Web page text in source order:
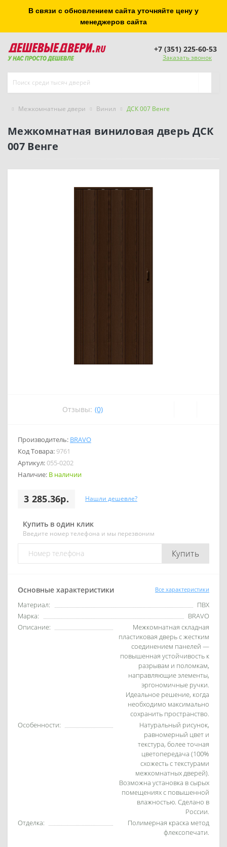
В связи с обновлением сайта уточняйте цену у
менеджеров сайта
+7 (351) 225-60-53
Заказать звонок
Межкомнатные двери Винил ДСК 007 Венге
Межкомнатная виниловая дверь ДСК
007 Венге
Отзывы: (0)
Производитель: BRAVO
Код Товара: 9761
Артикул:055-0202
Наличие: В наличии
3 285.36р. Нашли дешевле?
Купить в один клик
Введите номер телефона и мы перезвоним
Купить
Основные характеристики Все характеристики
Материал:
ПВХ
Марка:
BRAVO
Описание:
Межкомнатная складная
пластиковая дверь с жестким
соединением панелей —
повышенная устойчивость к
разрывам и поломкам,
направляющие элементы,
эргономичные ручки.
Идеальное решение, когда
необходимо максимально
сохранить пространство.
Особенности:
Натуральный рисунок,
равномерный цвет и
текстура, более точная
цветопередача (100%
схожесть с текстурами
межкомнатных дверей).
Возможна установка в сырых
помещениях с повышенной
влажностью. Сделано в
России.
Отделка:
Полимерная краска метод
флексопечати.